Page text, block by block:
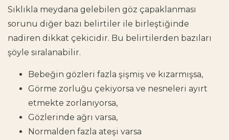
Sıklıkla meydana gelebilen göz çapaklanması
sorunu diğer bazı belirtiler ile birleştiğinde
nadiren dikkat çekicidir. Bu belirtilerden bazıları
şöyle sıralanabilir.
Bebeğin gözleri fazla şişmiş ve kızarmışsa,
Görme zorluğu çekiyorsa ve nesneleri ayırt
etmekte zorlanıyorsa,
Gözlerinde ağrı varsa,
Normalden fazla ateşi varsa